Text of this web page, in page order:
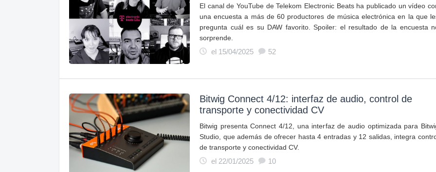
El canal de YouTube de Telekom Electronic Beats ha publicado un vídeo
una encuesta a más de 60 productores de música electrónica en la que
pregunta cuál es su DAW favorito. Spoiler: el resultado de la encuesta
sorprende.
el 15/04/2025
52
Bitwig Connect 4/12: interfaz de audio, control de
transporte y conectividad CV
Bitwig presenta Connect 4/12, una interfaz de audio optimizada para
Studio, que además de ofrecer hasta 4 entradas y 12 salidas, integra
de transporte y conectividad CV.
el 22/01/2025
10